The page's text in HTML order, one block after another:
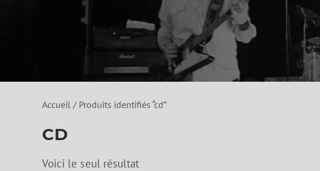
Accueil / Produits identifiés “cd”
CD
Voici le seul résultat